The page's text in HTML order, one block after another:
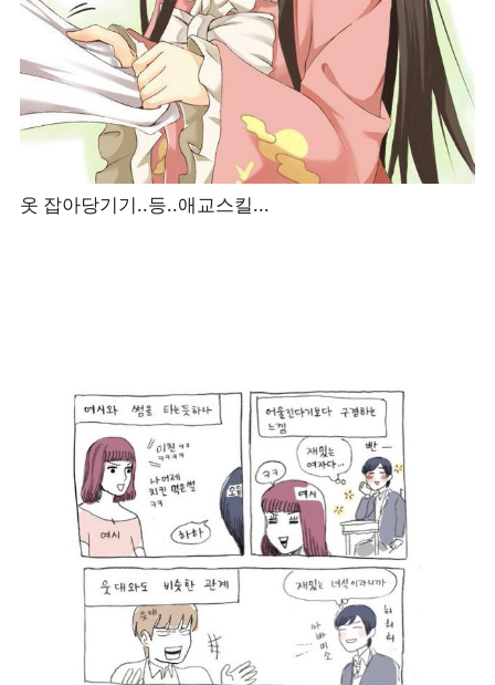
옷 잡아당기기..등..애교스킬...